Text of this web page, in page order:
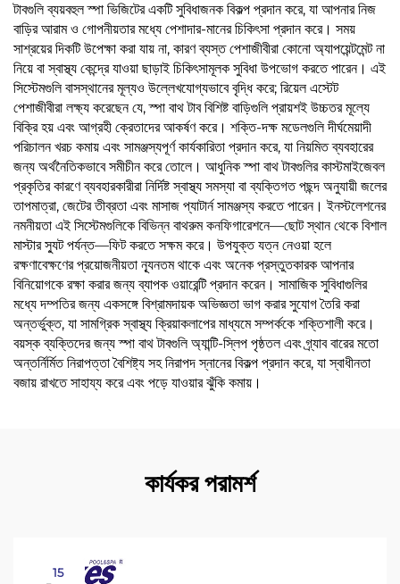
টাবগুলি ব্যয়বহুল স্পা ভিজিটের একটি সুবিধাজনক বিকল্প প্রদান করে, যা আপনার নিজ
বাড়ির আরাম ও গোপনীয়তার মধ্যে পেশাদার-মানের চিকিৎসা প্রদান করে। সময়
সাশ্রয়ের দিকটি উপেক্ষা করা যায় না, কারণ ব্যস্ত পেশাজীবীরা কোনো অ্যাপয়েন্টমেন্ট না
নিয়ে বা স্বাস্থ্য কেন্দ্রে যাওয়া ছাড়াই চিকিৎসামূলক সুবিধা উপভোগ করতে পারেন। এই
সিস্টেমগুলি বাসস্থানের মূল্যও উল্লেখযোগ্যভাবে বৃদ্ধি করে; রিয়েল এস্টেট
পেশাজীবীরা লক্ষ্য করেছেন যে, স্পা বাথ টাব বিশিষ্ট বাড়িগুলি প্রায়শই উচ্চতর মূল্যে
বিক্রি হয় এবং আগ্রহী ক্রেতাদের আকর্ষণ করে। শক্তি-দক্ষ মডেলগুলি দীর্ঘমেয়াদী
পরিচালন খরচ কমায় এবং সামঞ্জস্যপূর্ণ কার্যকারিতা প্রদান করে, যা নিয়মিত ব্যবহারের
জন্য অর্থনৈতিকভাবে সমীচীন করে তোলে। আধুনিক স্পা বাথ টাবগুলির কাস্টমাইজেবল
প্রকৃতির কারণে ব্যবহারকারীরা নির্দিষ্ট স্বাস্থ্য সমস্যা বা ব্যক্তিগত পছন্দ অনুযায়ী জলের
তাপমাত্রা, জেটের তীব্রতা এবং মাসাজ প্যাটার্ন সামঞ্জস্য করতে পারেন। ইনস্টলেশনের
নমনীয়তা এই সিস্টেমগুলিকে বিভিন্ন বাথরুম কনফিগারেশনে—ছোট স্থান থেকে বিশাল
মাস্টার স্যুট পর্যন্ত—ফিট করতে সক্ষম করে। উপযুক্ত যত্ন নেওয়া হলে
রক্ষণাবেক্ষণের প্রয়োজনীয়তা ন্যূনতম থাকে এবং অনেক প্রস্তুতকারক আপনার
বিনিয়োগকে রক্ষা করার জন্য ব্যাপক ওয়ারেন্টি প্রদান করেন। সামাজিক সুবিধাগুলির
মধ্যে দম্পতির জন্য একসঙ্গে বিশ্রামদায়ক অভিজ্ঞতা ভাগ করার সুযোগ তৈরি করা
অন্তর্ভুক্ত, যা সামগ্রিক স্বাস্থ্য ক্রিয়াকলাপের মাধ্যমে সম্পর্ককে শক্তিশালী করে।
বয়স্ক ব্যক্তিদের জন্য স্পা বাথ টাবগুলি অ্যান্টি-স্লিপ পৃষ্ঠতল এবং গ্র্যাব বারের মতো
অন্তর্নির্মিত নিরাপত্তা বৈশিষ্ট্য সহ নিরাপদ স্নানের বিকল্প প্রদান করে, যা স্বাধীনতা
বজায় রাখতে সাহায্য করে এবং পড়ে যাওয়ার ঝুঁকি কমায়।
কার্যকর পরামর্শ
15